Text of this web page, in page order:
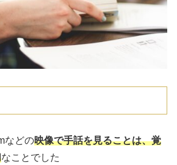
などの映像で手話を見ることは、覚
なことでした